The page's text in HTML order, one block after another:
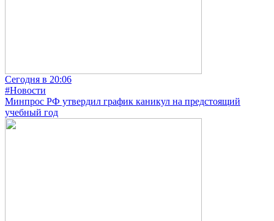
Сегодня в 20:06
#Новости
Минпрос РФ утвердил график каникул на предстоящий
учебный год